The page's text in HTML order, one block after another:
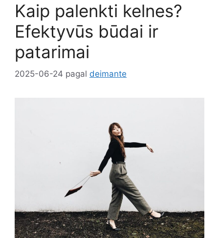
Kaip palenkti kelnes?
Efektyvūs būdai ir
patarimai
2025-06-24 pagal deimante